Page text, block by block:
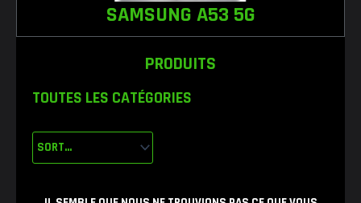
SAMSUNG A53 5G
PRODUITS
TOUTES LES CATÉGORIES